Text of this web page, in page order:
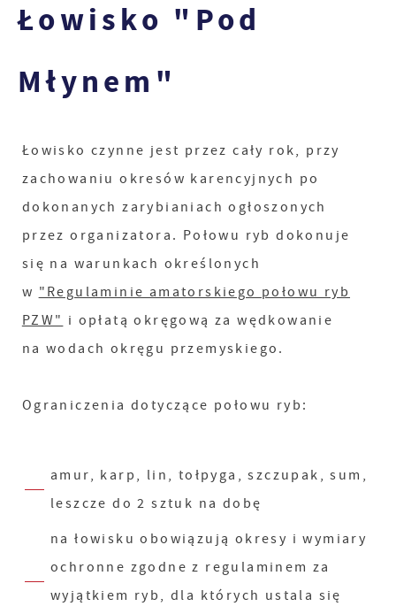
Łowisko "Pod
Młynem"
Łowisko czynne jest przez cały rok, przy
zachowaniu okresów karencyjnych po
dokonanych zarybianiach ogłoszonych
przez organizatora. Połowu ryb dokonuje
się na warunkach określonych
w "Regulaminie amatorskiego połowu ryb
PZW" i opłatą okręgową za wędkowanie
na wodach okręgu przemyskiego.
Ograniczenia dotyczące połowu ryb:
amur, karp, lin, tołpyga, szczupak, sum,
leszcze do 2 sztuk na dobę
na łowisku obowiązują okresy i wymiary
ochronne zgodne z regulaminem za
wyjątkiem ryb, dla których ustala się